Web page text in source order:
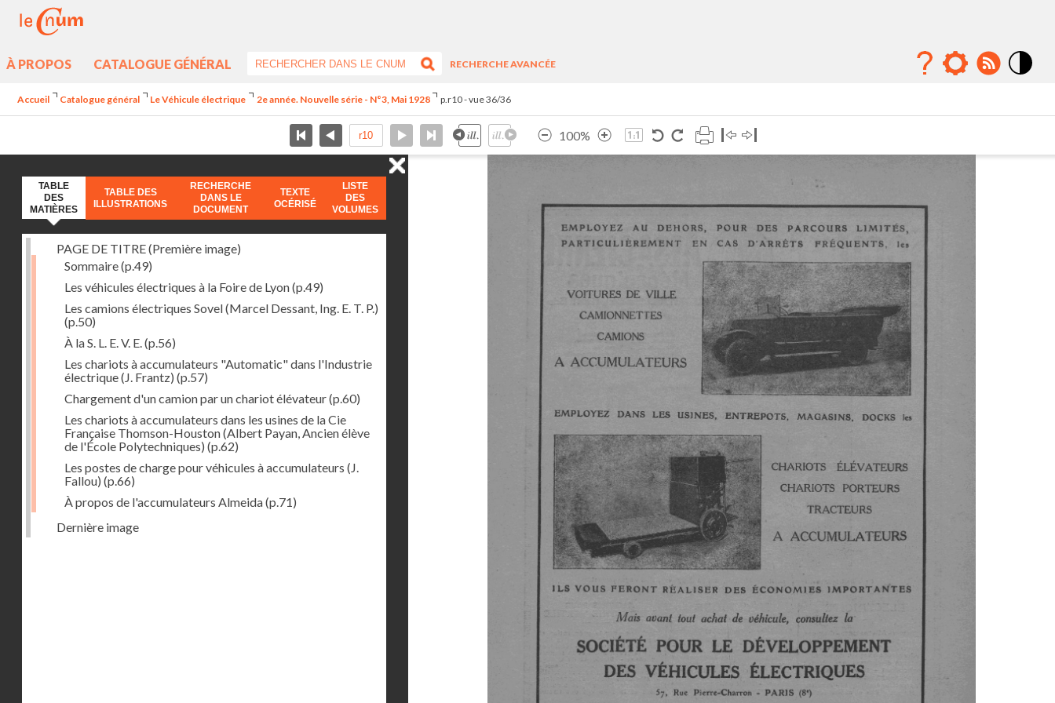
À PROPOS CATALOGUE GÉNÉRAL
RECHERCHE AVANCÉE
Accueil Catalogue général Le Véhicule électrique 2e année. Nouvelle série - N°3, Mai 1928 p.r10 - vue 36/36
100%
TABLE
DES
MATIÈRES
TABLE DES
ILLUSTRATIONS
RECHERCHE
DANS LE
DOCUMENT
TEXTE
OCÉRISÉ
LISTE
DES
VOLUMES
PAGE DE TITRE (Première image)
Sommaire(p.49)
Les véhicules électriques à la Foire de Lyon(p.49)
Les camions électriques Sovel (Marcel Dessant, Ing. E. T. P.)
(p.50)
À la S. L. E. V. E.(p.56)
Les chariots à accumulateurs "Automatic" dans l'Industrie
électrique (J. Frantz) (p.57)
Chargement d'un camion par un chariot élévateur(p.60)
Les chariots à accumulateurs dans les usines de la Cie
Française Thomson-Houston (Albert Payan, Ancien élève
de l'École Polytechniques) (p.62)
Les postes de charge pour véhicules à accumulateurs (J.
Fallou) (p.66)
À propos de l'accumulateurs Almeida(p.71)
Dernière image